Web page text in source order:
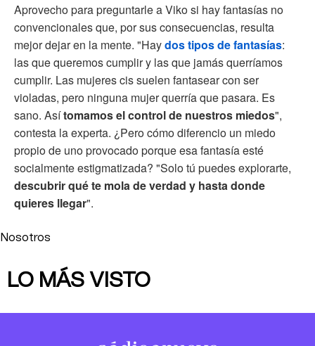
Aprovecho para preguntarle a Viko si hay fantasías no
convencionales que, por sus consecuencias, resulta
mejor dejar en la mente. "Haydos tipos de fantasías:
las que queremos cumplir y las que jamás querríamos
cumplir. Las mujeres cis suelen fantasear con ser
violadas, pero ninguna mujer querría que pasara. Es
sano. Asítomamos el control de nuestros miedos",
contesta la experta. ¿Pero cómo diferencio un miedo
propio de uno provocado porque esa fantasía esté
socialmente estigmatizada? "Solo tú puedes explorarte,
descubrir qué te mola de verdad y hasta donde
quieres llegar".
Nosotros
LO MÁS VISTO